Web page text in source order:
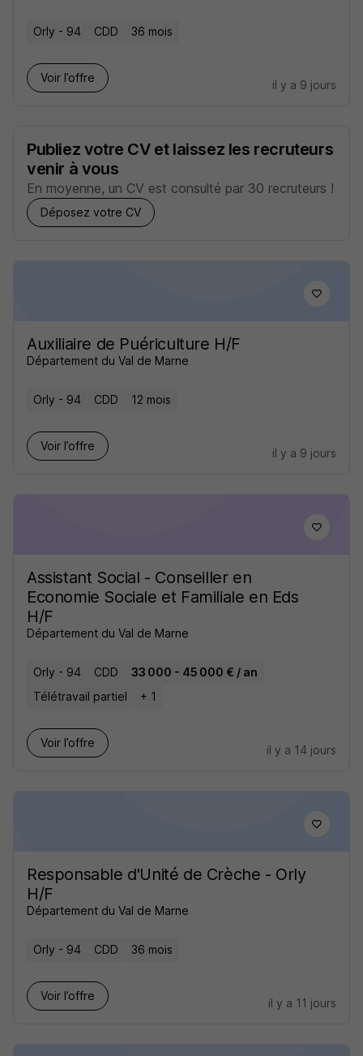
Orly - 94 CDD 36 mois
Voir l’offre
il y a 9 jours
Publiez votre CV et laissez les recruteurs
venir à vous
En moyenne, un CV est consulté par 30 recruteurs !
Déposez votre CV
Auxiliaire de Puériculture H/F
Département du Val de Marne
Orly - 94 CDD 12 mois
Voir l’offre
il y a 9 jours
Assistant Social - Conseiller en
Economie Sociale et Familiale en Eds
H/F
Département du Val de Marne
Orly - 94 CDD
33 000 - 45 000 € / an
Télétravail partiel
+ 1
Voir l’offre
il y a 14 jours
Responsable d'Unité de Crèche - Orly
H/F
Département du Val de Marne
Orly - 94 CDD 36 mois
Voir l’offre
il y a 11 jours